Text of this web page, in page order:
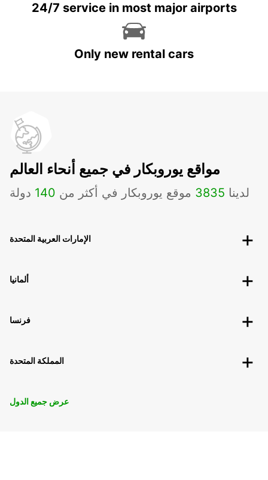
24/7 service in most major airports
Only new rental cars
مواقع يوروبكار في جميع أنحاء العالم
لدينا 3835 موقع يوروبكار في أكثر من 140 دولة
الإمارات العربية المتحدة
ألمانيا
فرنسا
المملكة المتحدة
عرض جميع الدول